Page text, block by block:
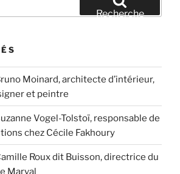
Recherche
Moinard, architecte d’intérieur,
et peintre
Vogel-Tolstoï, responsable de
chez Cécile Fakhoury
Roux dit Buisson, directrice du
Marval